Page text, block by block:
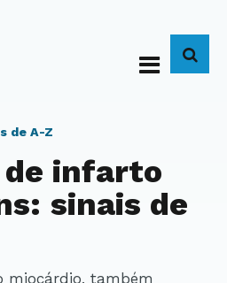
de A-Z
infarto
sinais de